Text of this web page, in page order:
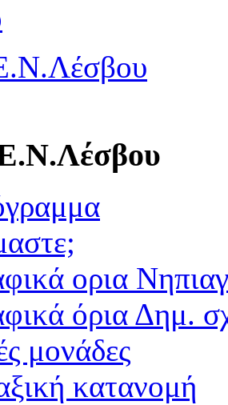
ορια
όρια Δημ.
μονάδες
κατανομή